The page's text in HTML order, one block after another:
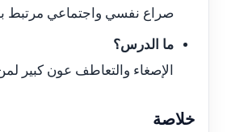
صراع نفسي واجتماعي مرتبط
ما الدرس؟
الإصغاء والتعاطف عون كبير
خلاصة